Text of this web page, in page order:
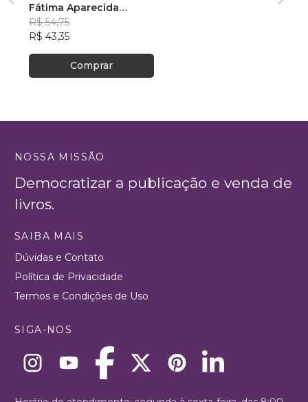
Fátima Aparecida
Belarmino do Vale.
R$ 54,75
R$ 43,35
Comprar
NOSSA MISSÃO
Democratizar a publicação e venda de
livros.
SAIBA MAIS
Dúvidas e Contato
Política de Privacidade
Termos e Condições de Uso
SIGA-NOS